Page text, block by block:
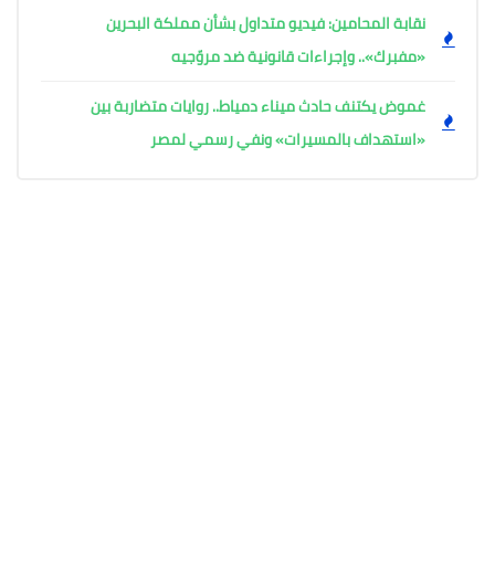
نقابة المحامين: فيديو متداول بشأن مملكة البحرين
«مفبرك».. وإجراءات قانونية ضد مروّجيه
غموض يكتنف حادث ميناء دمياط.. روايات متضاربة بين
«استهداف بالمسيرات» ونفي رسمي لمصر